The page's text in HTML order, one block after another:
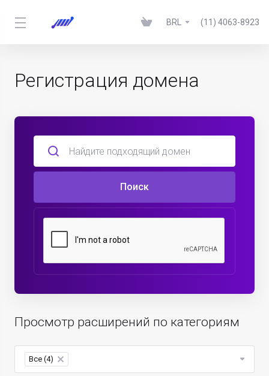
BRL (11) 4063-8923
Регистрация домена
Поиск
Просмотр расширений по категориям
Все (4) ×